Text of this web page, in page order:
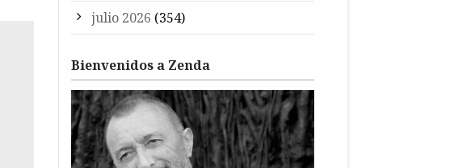
julio 2026 (354)
Bienvenidos a Zenda